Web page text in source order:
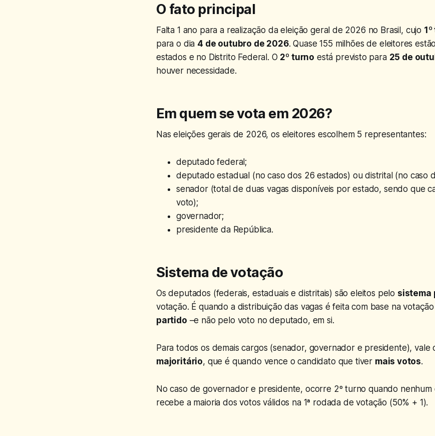
O fato principal
Falta 1 ano para a realização da eleição geral de 2026 no Brasil, cujo
para o dia 4 de outubro de 2026. Quase 155 milhões de eleitores
estados e no Distrito Federal. O 2º turno está previsto para 25 de
houver necessidade.
Em quem se vota em 2026?
Nas eleições gerais de 2026, os eleitores escolhem 5 representantes:
deputado federal;
deputado estadual (no caso dos 26 estados) ou distrital (no caso
senador (total de duas vagas disponíveis por estado, sendo que
voto);
governador;
presidente da República.
Sistema de votação
Os deputados (federais, estaduais e distritais) são eleitos pelo sistema
votação. É quando a distribuição das vagas é feita com base na
partido –e não pelo voto no deputado, em si.
Para todos os demais cargos (senador, governador e presidente), vale
majoritário, que é quando vence o candidato que tiver mais votos.
No caso de governador e presidente, ocorre 2º turno quando nenhum
recebe a maioria dos votos válidos na 1ª rodada de votação (50% + 1).